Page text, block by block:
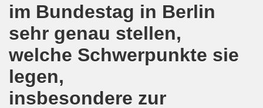
im Bundestag in Berlin
sehr genau stellen,
welche Schwerpunkte sie
legen,
insbesondere zur
ruft auf: Kommt mit am 10.10.2020 gemeinsam
Brennpunkte am 14.09.2020: Wahlauswertung - Lage
Bewegung am 14.09.2020 mit breiter Themenpalette
ich (Thomas Kistermann) zur Kommunalwahl für das